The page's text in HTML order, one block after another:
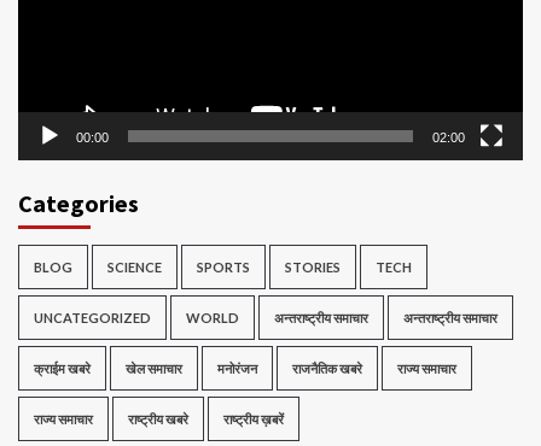
00:00 02:00
Categories
BLOG SCIENCE SPORTS STORIES TECH
UNCATEGORIZED WORLD अन्तराष्ट्रीय समाचार अन्तराष्ट्रीय समाचार
क्राईम खबरे खेल समाचार मनोरंजन राजनैतिक खबरे राज्य समाचार
राज्य समाचार राष्ट्रीय खबरे राष्ट्रीय ख़बरें